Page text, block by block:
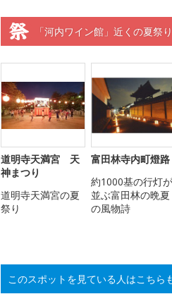
「河内ワイン館」近くの夏祭り
道明寺天満宮 天
神まつり
道明寺天満宮の夏
祭り
富田林寺内町燈路
約1000基の行灯が
並ぶ富田林の晩夏
の風物詩
このスポットを見ている人はこちら